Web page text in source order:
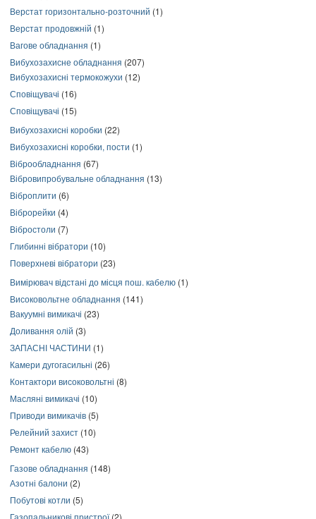
Верстат горизонтально-розточний (1)
Верстат продовжній (1)
Вагове обладнання (1)
Вибухозахисне обладнання (207)
Вибухозахисні термокожухи (12)
Сповіщувачі (16)
Сповіщувачі (15)
Вибухозахисні коробки (22)
Вибухозахисні коробки, пости (1)
Віброобладнання (67)
Вібровипробувальне обладнання (13)
Віброплити (6)
Віброрейки (4)
Вібростоли (7)
Глибинні вібратори (10)
Поверхневі вібратори (23)
Вимірювач відстані до місця пош. кабелю (1)
Високовольтне обладнання (141)
Вакуумні вимикачі (23)
Доливання олій (3)
ЗАПАСНІ ЧАСТИНИ (1)
Камери дугогасильні (26)
Контактори високовольтні (8)
Масляні вимикачі (10)
Приводи вимикачів (5)
Релейний захист (10)
Ремонт кабелю (43)
Газове обладнання (148)
Азотні балони (2)
Побутові котли (5)
Газопальникові пристрої(2)